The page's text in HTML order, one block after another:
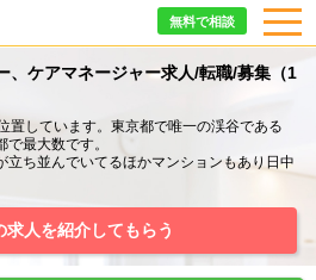
無料で相談
、ケアマネージャー求人/転職/募集（1
置しています。東京都で唯一の渓谷である
最大数です。
立ち並んでいてるほかマンションもあり日中
へのアクセスもいい為23区では珍しいベッ
職ナビ】で理想の職場を探してみて下さい。
求人を紹介してもらう